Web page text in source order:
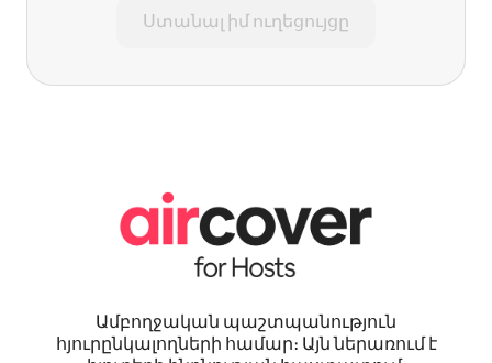
Ստանալ իմ ուղեցույցը
Ամբողջական պաշտպանություն
հյուրընկալողների համար։ Այն ներառում է